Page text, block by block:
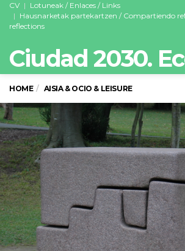
CV
Lotuneak / Enlaces / Links
Hausnarketak partekartzen / Compartiendo
reflections
Ciudad 2030.
HOME AISIA & OCIO & LEISURE